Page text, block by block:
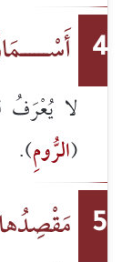
4
لا
(الرُّومِ).
5